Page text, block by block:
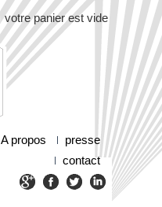
votre panier est vide
A propos
presse
contact